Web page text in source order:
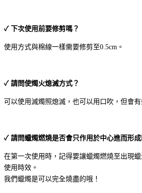
✓ 下次使用前要修剪嗎？
使用方式與棉線一樣需要修剪至0.5cm。
✓ 請問使燭火熄滅方式？
可以使用滅燭照熄滅，也可以用口吹，但會有
✓ 請問蠟燭燃燒是否會只作用於中心進而形
在第一次使用時，記得要讓蠟燭燃燒至出現
使用時效。
我們蠟燭是可以完全燒盡的哦！